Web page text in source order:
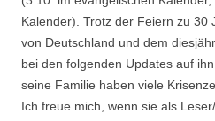
Kalender). Trotz der Feiern zu 30
von Deutschland und dem
bei den folgenden Updates auf
seine Familie haben viele
Ich freue mich, wenn sie als